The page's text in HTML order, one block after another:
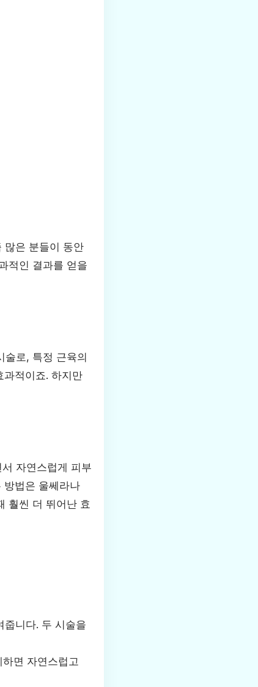
많은 분들이 동안
적인 결과를 얻을
술로, 특정 근육의
과적이죠. 하지만
자연스럽게 피부
방법은 울쎄라나
훨씬 더 뛰어난 효
줍니다. 두 시술을
면 자연스럽고